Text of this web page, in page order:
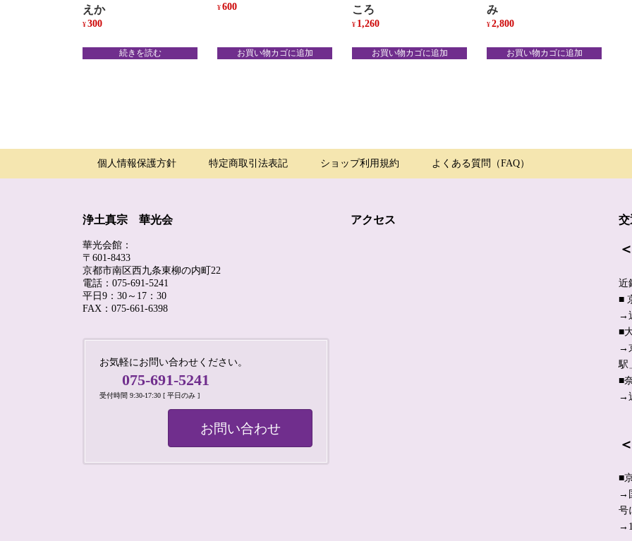
えか
¥300
続きを読む
¥600
お買い物カゴに追加
ころ
¥ 1,260
お買い物カゴに追加
み
¥2,800
お買い物カゴに追加
個人情報保護方針 特定商取引法表記 ショップ利用規約 よくある質問（FAQ）
浄土真宗 華光会
華光会館：
〒601-8433
京都市南区西九条東柳の内町22
電話：075-691-5241
平日9：30～17：30
FAX：075-661-6398
お気軽にお問い合わせください。
075-691-5241
受付時間 9:30-17:30 [ 平日のみ ]
お問い合わせ
アクセス 交
近
■
→
■
→
駅
■
→
■
→
号